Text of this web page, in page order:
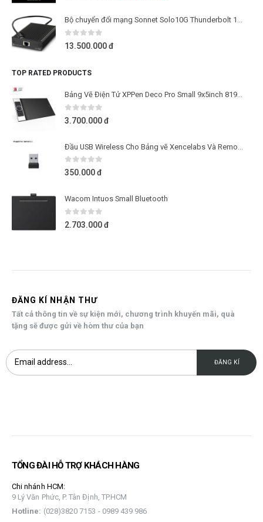
0out of 5
13.500.000đ
TOP RATED PRODUCTS
0 out of 5
3.700.000đ
0out of 5
350.000đ
Wacom Intuos Small Bluetooth
0 out of 5
2.703.000đ
ĐĂNG KÍ NHẬN THƯ
Tất cả thông tin về sự kiện mới, chương trình khuyến mãi, quà
tặng sẽ được gửi về hòm thư của bạn
TỔNG ĐÀI HỖ TRỢ KHÁCH HÀNG
Chi nhánh HCM:
9 Lý Văn Phức, P. Tân Định, TP.HCM
Hotline: (028)3820 7153 - 0989 439 986